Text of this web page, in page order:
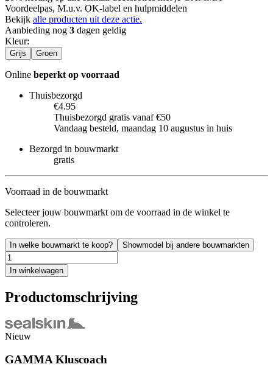
Voordeelpas, M.u.v. OK-label en hulpmiddelen
Bekijk alle producten uit deze actie.
Aanbieding nog 3 dagen geldig
Kleur:
Grijs Groen
Online beperkt op voorraad
Thuisbezorgd
€4.95
Thuisbezorgd gratis vanaf €50
Vandaag besteld, maandag 10 augustus in huis
Bezorgd in bouwmarkt
gratis
Voorraad in de bouwmarkt
Selecteer jouw bouwmarkt om de voorraad in de winkel te
controleren.
In welke bouwmarkt te koop? Showmodel bij andere bouwmarkten
In winkelwagen
Productomschrijving
Nieuw
GAMMA Kluscoach